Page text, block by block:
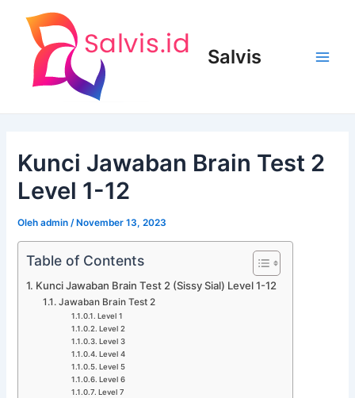
konten
Salvis
Kunci Jawaban Brain Test 2
Level 1-12
Olehadmin/ November 13, 2023
Table of Contents
Kunci Jawaban Brain Test 2 (Sissy Sial) Level 1-12
Jawaban Brain Test 2
Level 1
Level 2
Level 3
Level 4
Level 5
Level 6
Level 7